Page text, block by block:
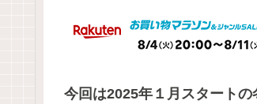
今回は2025年１月スタートの